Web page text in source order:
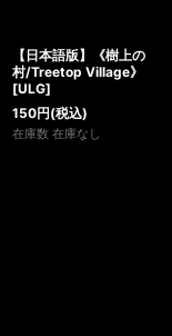
【日本語版】《樹上の
村/Treetop Village》
[ULG]
150円(税込)
在庫数 在庫なし